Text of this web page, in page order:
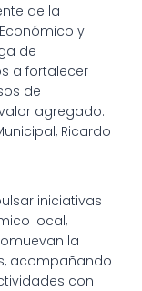
de la
y
de
a fortalecer
de
agregado.
Ricardo
iniciativas
local,
la
acompañando
con